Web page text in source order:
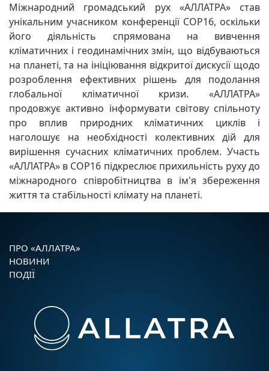
Міжнародний громадський рух «АЛЛАТРА» став
унікальним учасником конференції COP16, оскільки
його діяльність спрямована на вивчення
кліматичних і геодинамічних змін, що відбуваються
на планеті, та на ініціювання відкритої дискусії щодо
розроблення ефективних рішень для подолання
глобальної кліматичної кризи. «АЛЛАТРА»
продовжує активно інформувати світову спільноту
про вплив природних кліматичних циклів і
наголошує на необхідності колективних дій для
вирішення сучасних кліматичних проблем. Участь
«АЛЛАТРА» в COP16 підкреслює прихильність руху до
міжнародного співробітництва в ім'я збереження
життя та стабільності клімату на планеті.
ПРО «АЛЛАТРА»
НОВИНИ
ПОДІЇ